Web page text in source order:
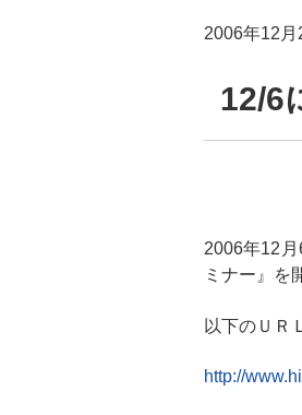
2006年12月
12/6
2006年12
ミナー』を
以下のＵＲ
http://